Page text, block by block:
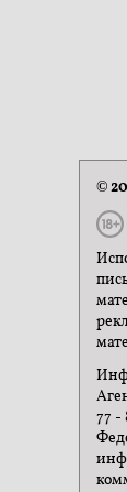
©
77 -